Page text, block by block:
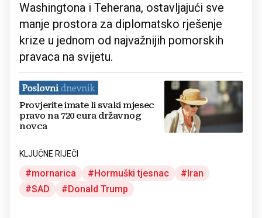
Washingtona i Teherana, ostavljajući sve
manje prostora za diplomatsko rješenje
krize u jednom od najvažnijih pomorskih
pravaca na svijetu.
Provjerite imate li svaki mjesec
pravo na 720 eura državnog
novca
KLJUČNE RIJEČI
mornarica Hormuški tjesnac
Iran
SAD
Donald Trump